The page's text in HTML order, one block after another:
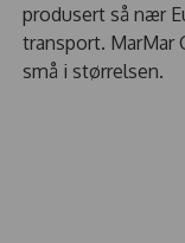
produsert så nær
transport. MarMar
små i størrelsen.